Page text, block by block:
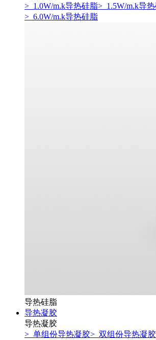
> 1.0W/m.k导热硅脂> 1.5W/m.k导
> 6.0W/m.k导热硅脂
导热硅脂
导热凝胶
导热凝胶
> 单组份导热凝胶> 双组份导热凝胶